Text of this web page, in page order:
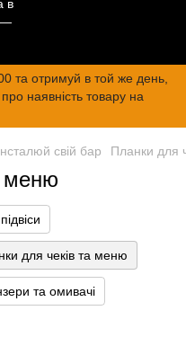
та отримуй в той же день,
наявність товару на
свій бар Планки для
меню
для чеків та меню
та омивачі